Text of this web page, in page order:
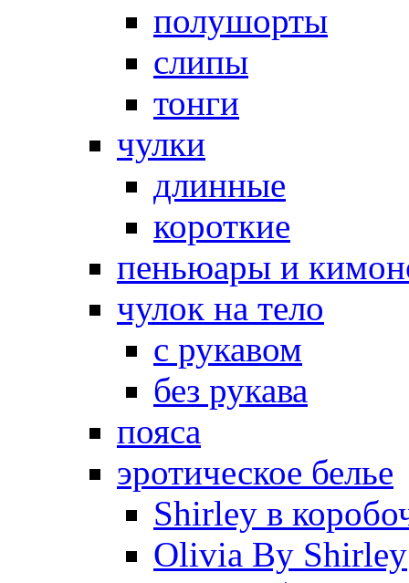
полушорты
слипы
тонги
чулки
длинные
короткие
пеньюары и
чулок на тело
с рукавом
без рукава
пояса
эротическое белье
Shirley в
Olivia By Shirley